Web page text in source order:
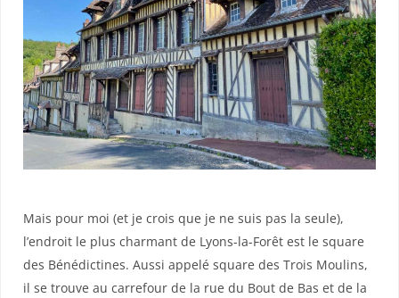
Mais pour moi (et je crois que je ne suis pas la seule),
l’endroit le plus charmant de Lyons-la-Forêt est le square
des Bénédictines. Aussi appelé square des Trois Moulins,
il se trouve au carrefour de la rue du Bout de Bas et de la